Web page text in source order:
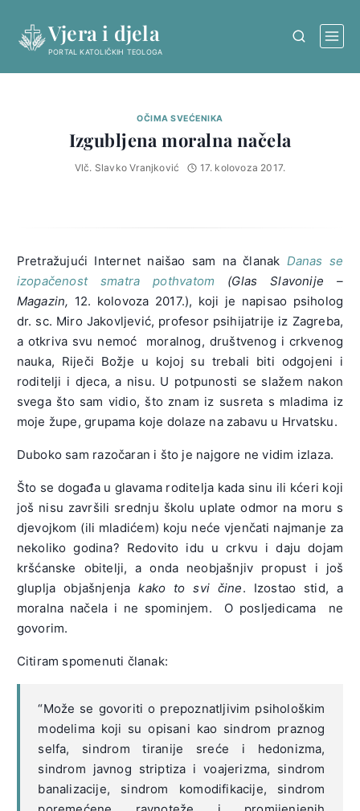
content
Vjera i djela
PORTAL KATOLIČKIH TEOLOGA
OČIMA SVEĆENIKA
Izgubljena moralna načela
Vlč. Slavko Vranjković 17. kolovoza 2017.
Pretražujući Internet naišao sam na članak Danas se
izopačenost smatra pothvatom (Glas Slavonije –
Magazin, 12. kolovoza 2017.), koji je napisao psiholog
dr. sc. Miro Jakovljević, profesor psihijatrije iz Zagreba,
a otkriva svu nemoć moralnog, društvenog i crkvenog
nauka, Riječi Božje u kojoj su trebali biti odgojeni i
roditelji i djeca, a nisu. U potpunosti se slažem nakon
svega što sam vidio, što znam iz susreta s mladima iz
moje župe, grupama koje dolaze na zabavu u Hrvatsku.
Duboko sam razočaran i što je najgore ne vidim izlaza.
Što se događa u glavama roditelja kada sinu ili kćeri koji
još nisu završili srednju školu uplate odmor na moru s
djevojkom (ili mladićem) koju neće vjenčati najmanje za
nekoliko godina? Redovito idu u crkvu i daju dojam
kršćanske obitelji, a onda neobjašnjiv propust i još
gluplja objašnjenjakako to svi čine. Izostao stid, a
moralna načela i ne spominjem. O posljedicama ne
govorim.
Citiram spomenuti članak:
“Može se govoriti o prepoznatljivim psihološkim
modelima koji su opisani kao sindrom praznog
selfa, sindrom tiranije sreće i hedonizma,
sindrom javnog striptiza i voajerizma, sindrom
banalizacije, sindrom komodifikacije, sindrom